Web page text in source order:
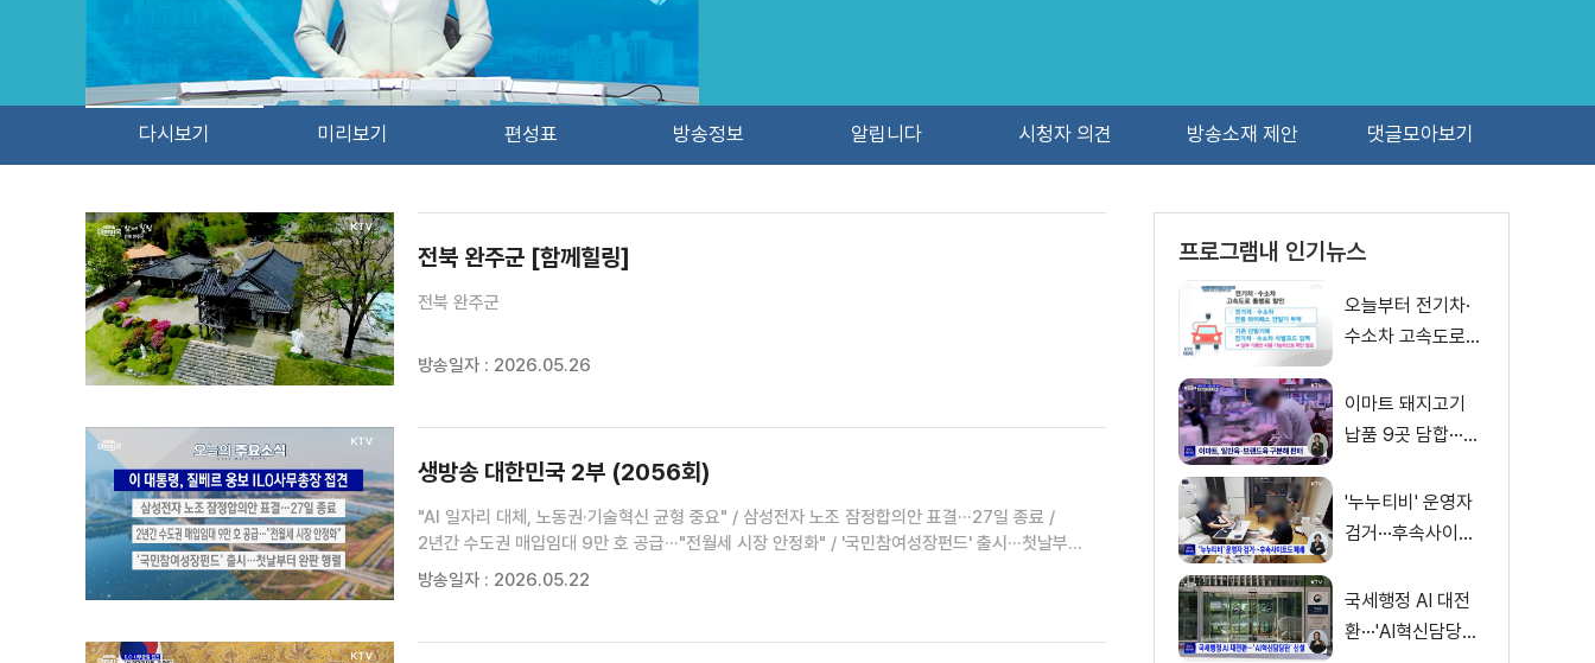
다시보기 미리보기 편성표 방송정보 알립니다 시청자 의견 방송소재 제안 댓글모아보기
전북 완주군 [함께힐링]
전북 완주군
방송일자 : 2026.05.26
생방송 대한민국 2부 (2056회)
"AI 일자리 대체, 노동권·기술혁신 균형 중요" / 삼성전자 노조 잠정합의안 표결···27일 종료 /
2년간 수도권 매입임대 9만 호 공급···"전월세 시장 안정화" / '국민참여성장펀드' 출시···첫날부터
완판 행렬 / '모두의 창업' 확대···공공소각시설 설치 간소화 / 화장품 무역수지 흑자, 첫 100억 달러
'계약형 지역필수의사제' 참여기관 공모 / "식사 돕고 이동시키고"···돌봄로봇 어디까지 왔나 /
방송일자 : 2026.05.22
검색 조건
검색어 입력
검색
프로그램내 인기뉴스
오늘부터 전기차·
수소차 고속도로
이마트 돼지고기
납품 9곳 담합···과
'누누티비' 운영자
검거···후속사이트
국세행정 AI 대전
환···'AI혁신담당관'